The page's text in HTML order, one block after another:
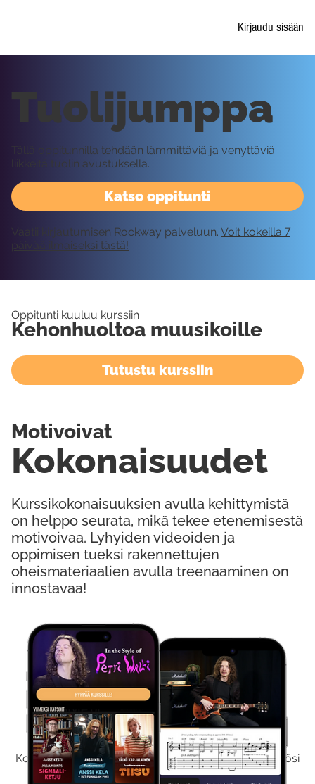
Kirjaudu sisään
Kokeile Ilmaiseksi
Kokeilemalla ilmaiseksi saat koko sisältömme käyttöösi
viikon ajaksi.
Katso oppitunti
Tuolijumppa
Tällä oppitunnilla tehdään lämmittäviä ja venyttäviä
liikkeitä tuolin avustuksella.
Vaatii kirjautumisen Rockway palveluun. Voit kokeilla 7
päivää ilmaiseksi tästä!
Oppitunti kuuluu kurssiin
Kehonhuoltoa muusikoille
Tutustu kurssiin
Kurssikokonaisuuksien avulla kehittymistä
on helppo seurata, mikä tekee etenemisestä
motivoivaa. Lyhyiden videoiden ja
oppimisen tueksi rakennettujen
oheismateriaalien avulla treenaaminen on
innostavaa!
Kokonaisuudet
Motivoivat